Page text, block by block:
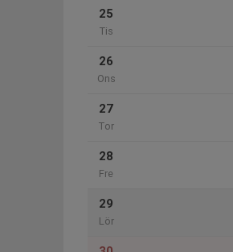
25
Tis
26
Ons
27
Tor
28
Fre
29
Lör